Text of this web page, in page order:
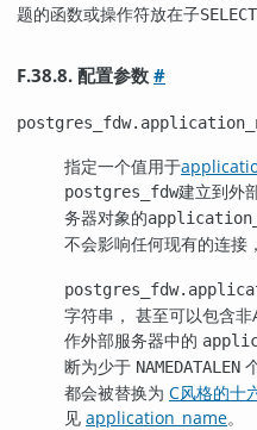
题的函数或操作符放在子SELECT
F.38.8. 配置参数#
指定一个值用于
postgres_fdw建立到外
务器对象的
不会影响任何现有的连接
字符串， 甚至可以包含
作外部服务器中的
断为少于 NAMEDATALEN
都会被替换为 C风格的十
见 application_name。